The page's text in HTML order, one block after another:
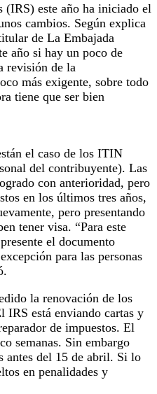
(IRS) este año ha iniciado el
cambios. Según explica
de La Embajada
año si hay un poco de
revisión de la
más exigente, sobre todo
tiene que ser bien
el caso de los ITIN
del contribuyente). Las
con anterioridad, pero
en los últimos tres años,
pero presentando
tener visa. “Para este
el documento
para las personas
la renovación de los
IRS está enviando cartas y
de impuestos. El
semanas. Sin embargo
antes del 15 de abril. Si lo
en penalidades y